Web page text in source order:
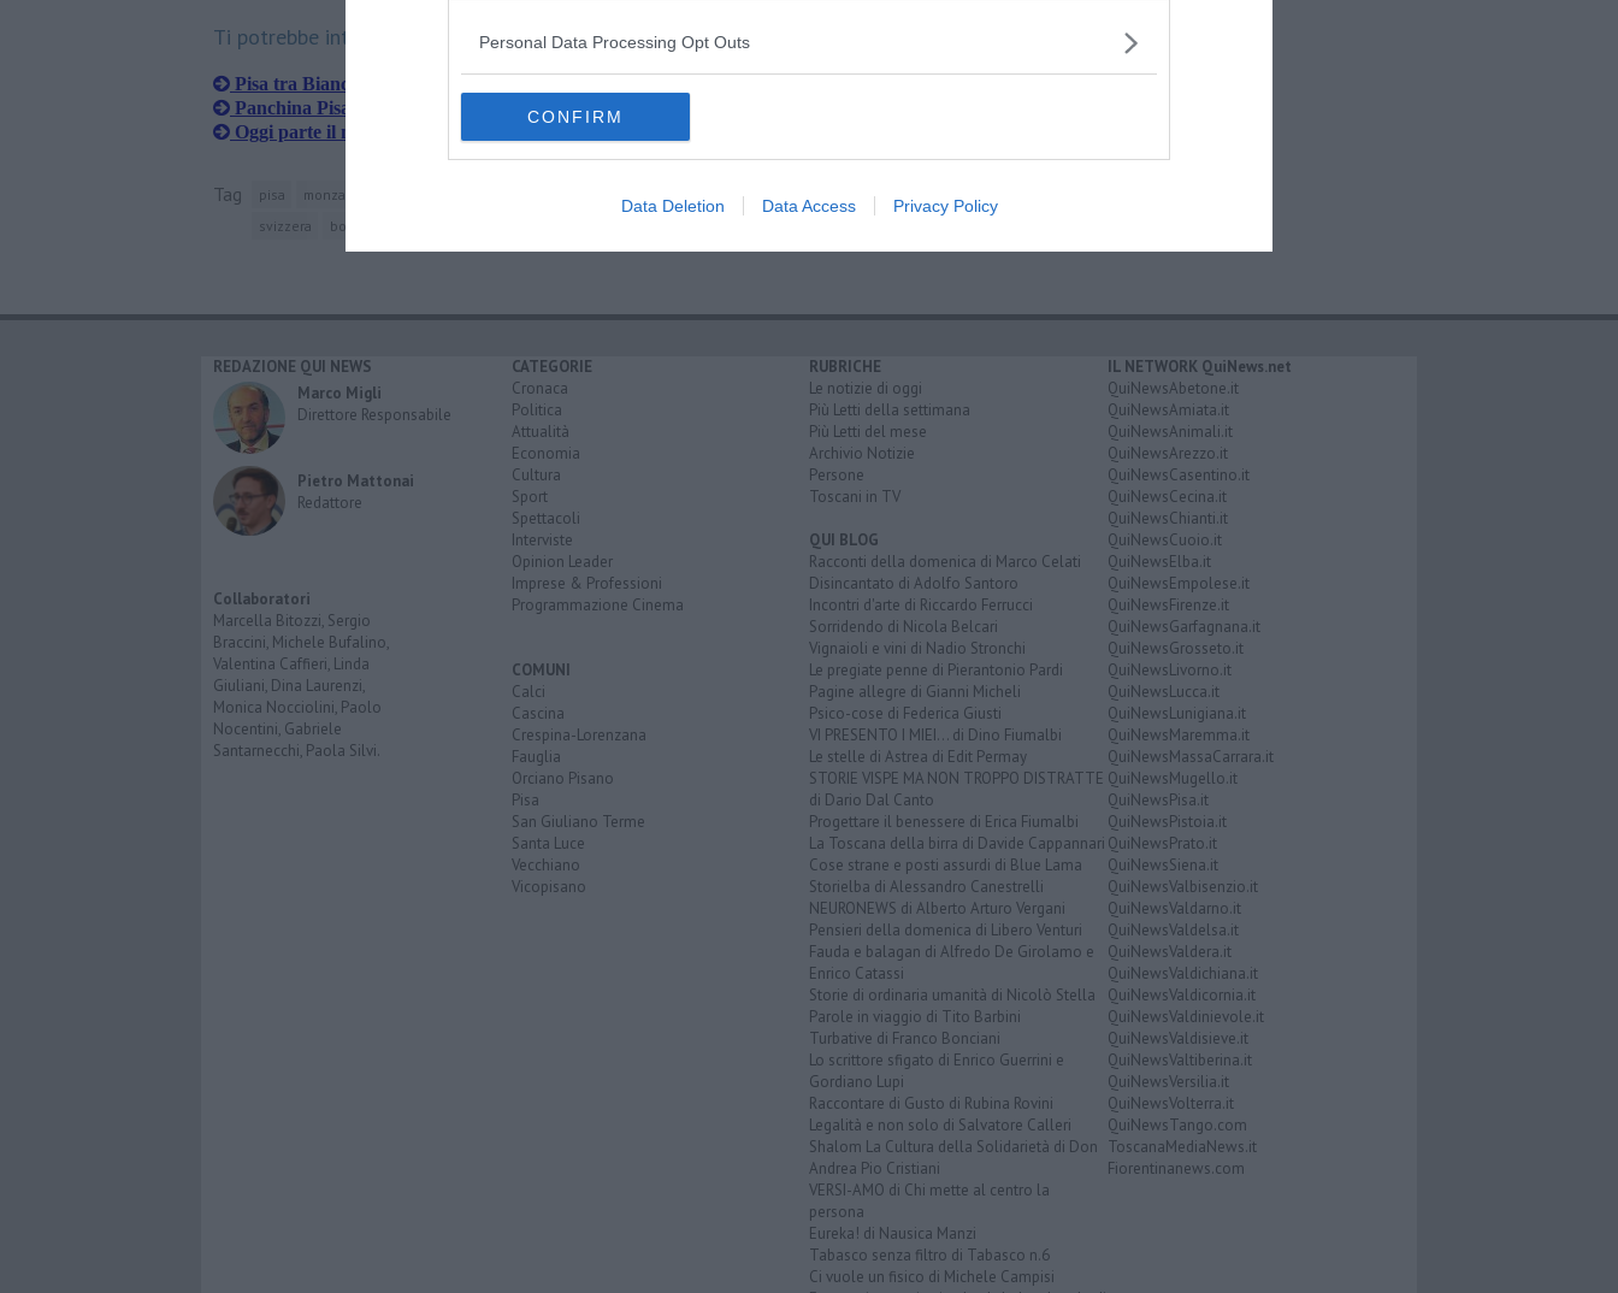
Personal Data Processing Opt Outs
CONFIRM
Data Deletion Data Access Privacy Policy
Ti potrebbe interessare anche:
Pisa tra Bianco e il Mondiale di Aebischer
Panchina Pisa, annuncio imminente
Oggi parte il nuovo corso nerazzurro di Bianco
Tag pisa monza michel aebischer
svizzera
bosnia ed erzegovina
REDAZIONE QUI NEWS
Marco Migli
Direttore Responsabile
Pietro Mattonai
Redattore
Collaboratori
Marcella Bitozzi, Sergio
Braccini, Michele Bufalino,
Valentina Caffieri, Linda
Giuliani, Dina Laurenzi,
Monica Nocciolini, Paolo
Nocentini, Gabriele
Santarnecchi, Paola Silvi.
CATEGORIE
Cronaca
Politica
Attualità
Economia
Cultura
Sport
Spettacoli
Interviste
Opinion Leader
Imprese & Professioni
Programmazione Cinema
COMUNI
Calci
Cascina
Crespina-Lorenzana
Fauglia
Orciano Pisano
Pisa
San Giuliano Terme
Santa Luce
Vecchiano
Vicopisano
RUBRICHE
Le notizie di oggi
Più Letti della settimana
Più Letti del mese
Archivio Notizie
Persone
Toscani in TV
QUI BLOG
Racconti della domenica di Marco Celati
Disincantato di Adolfo Santoro
Incontri d'arte di Riccardo Ferrucci
Sorridendo di Nicola Belcari
Vignaioli e vini di Nadio Stronchi
Le pregiate penne di Pierantonio Pardi
Pagine allegre di Gianni Micheli
Psico-cose di Federica Giusti
VI PRESENTO I MIEI... di Dino Fiumalbi
Le stelle di Astrea di Edit Permay
STORIE VISPE MA NON TROPPO DISTRATTE
di Dario Dal Canto
Progettare il benessere di Erica Fiumalbi
La Toscana della birra di Davide Cappannari
Cose strane e posti assurdi di Blue Lama
Storielba di Alessandro Canestrelli
NEURONEWS di Alberto Arturo Vergani
Pensieri della domenica di Libero Venturi
Fauda e balagan di Alfredo De Girolamo e
Enrico Catassi
Storie di ordinaria umanità di Nicolò Stella
Parole in viaggio di Tito Barbini
Turbative di Franco Bonciani
Lo scrittore sfigato di Enrico Guerrini e
Gordiano Lupi
Raccontare di Gusto di Rubina Rovini
Legalità e non solo di Salvatore Calleri
Shalom La Cultura della Solidarietà di Don
Andrea Pio Cristiani
VERSI-AMO di Chi mette al centro la
persona
Eureka! di Nausica Manzi
Tabasco senza filtro di Tabasco n.6
Ci vuole un fisico di Michele Campisi
IL NETWORK QuiNews.net
QuiNewsAbetone.it
QuiNewsAmiata.it
QuiNewsAnimali.it
QuiNewsArezzo.it
QuiNewsCasentino.it
QuiNewsCecina.it
QuiNewsChianti.it
QuiNewsCuoio.it
QuiNewsElba.it
QuiNewsEmpolese.it
QuiNewsFirenze.it
QuiNewsGarfagnana.it
QuiNewsGrosseto.it
QuiNewsLivorno.it
QuiNewsLucca.it
QuiNewsLunigiana.it
QuiNewsMaremma.it
QuiNewsMassaCarrara.it
QuiNewsMugello.it
QuiNewsPisa.it
QuiNewsPistoia.it
QuiNewsPrato.it
QuiNewsSiena.it
QuiNewsValbisenzio.it
QuiNewsValdarno.it
QuiNewsValdelsa.it
QuiNewsValdera.it
QuiNewsValdichiana.it
QuiNewsValdicornia.it
QuiNewsValdinievole.it
QuiNewsValdisieve.it
QuiNewsValtiberina.it
QuiNewsVersilia.it
QuiNewsVolterra.it
QuiNewsTango.com
ToscanaMediaNews.it
Fiorentinanews.com